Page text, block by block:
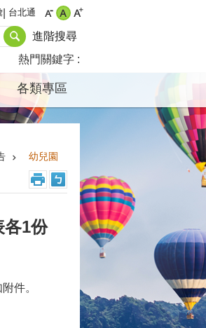
台北通
進階搜尋
熱門關鍵字
各類專區
幼兒園
各1份
件。